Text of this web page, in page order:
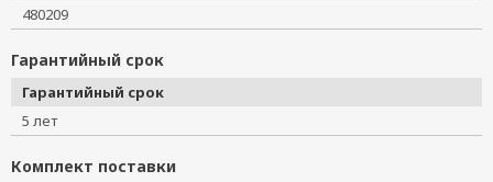
480209
Гарантийный срок
Гарантийный срок
5 лет
Комплект поставки